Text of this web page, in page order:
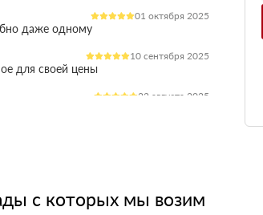
01 октября 2025
даже одному
10 сентября 2025
для своей цены
22 августа 2025
стали ниже
с которых мы возим